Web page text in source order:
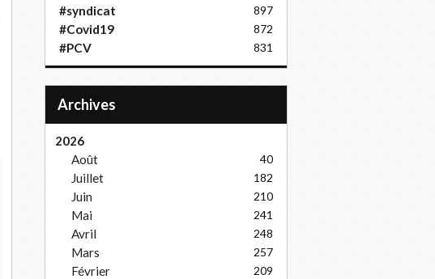
#syndicat 897
#Covid19 872
#PCV 831
Archives
2026
Août
40
Juillet 182
Juin 210
Mai 241
Avril 248
Mars 257
Février 209